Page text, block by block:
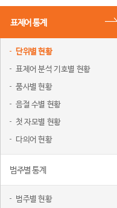
표제어 통계
단위별 현황
표제어 분석 기호별 현황
품사별 현황
음절 수별 현황
첫 자모별 현황
다의어 현황
범주별 통계
범주별 현황